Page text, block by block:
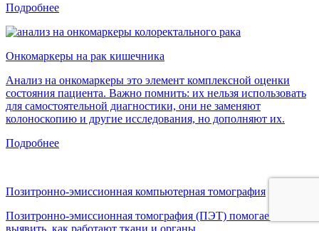
Подробнее
Онкомаркеры на рак кишечника
Анализ на онкомаркеры это элемент комплексной оценки
состояния пациента. Важно помнить: их нельзя использовать
для самостоятельной диагностики, они не заменяют
колоноскопию и другие исследования, но дополняют их.
Подробнее
Позитронно-эмиссионная компьютерная томография
Позитронно-эмиссионная томография (ПЭТ) помогает
выявить, как работают ткани и органы